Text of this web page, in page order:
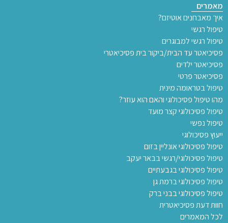
מאמרים
איך מאבחנים אוטיזם?
טיפול רגשי
טיפול רגשי למבוגרים
פסיכיאטר עד הבית/ביקור בית פסיכיאטרי
פסיכיאטר ילדים
פסיכיאטר פרטי
טיפול בטראומה מינית
מהו טיפול פסיכולוגי והאם הוא עוזר?
טיפול פסיכולוגי קצר מועד
טיפול נפשי
ייעוץ פסיכולוגי
טיפול פסיכולוגי אונליין בזום
טיפול פסיכולוגי/רגשי בבאר יעקב
טיפול פסיכולוגי בגבעתיים
טיפול פסיכולוגי ברמת גן
טיפול פסיכולוגי בבני ברק
חוות דעת פסיכיאטרית
לכל המאמרים